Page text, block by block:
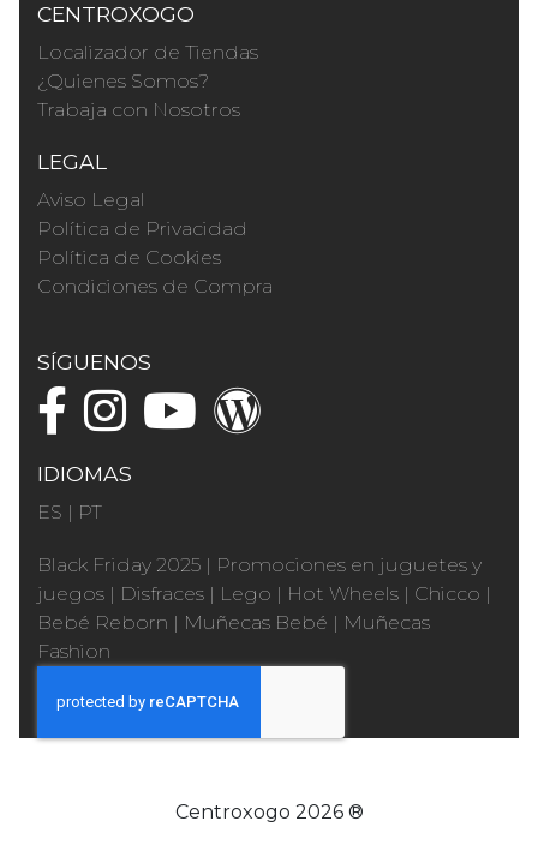
CENTROXOGO
Localizador de Tiendas
¿Quienes Somos?
Trabaja con Nosotros
LEGAL
Aviso Legal
Política de Privacidad
Política de Cookies
Condiciones de Compra
SÍGUENOS
IDIOMAS
ES | PT
Black Friday 2025 | Promociones en juguetes y
juegos | Disfraces | Lego | Hot Wheels | Chicco |
Bebé Reborn | Muñecas Bebé | Muñecas
Fashion
Centroxogo 2026 ®